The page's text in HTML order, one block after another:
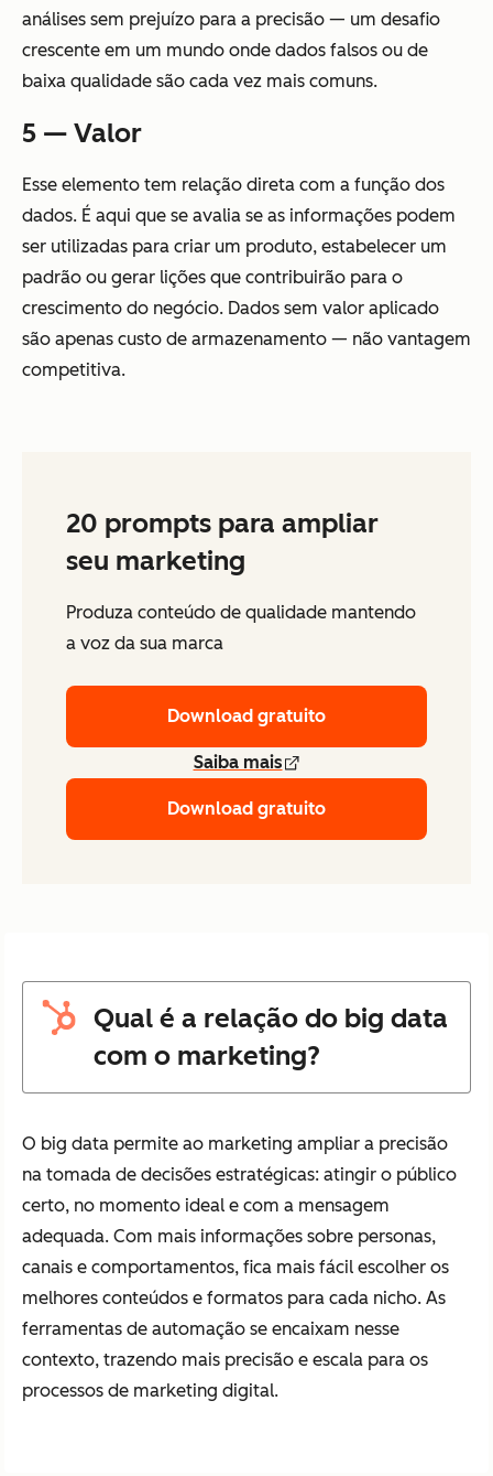
análises sem prejuízo para a precisão — um desafio
crescente em um mundo onde dados falsos ou de
baixa qualidade são cada vez mais comuns.
5 — Valor
Esse elemento tem relação direta com a função dos
dados. É aqui que se avalia se as informações podem
ser utilizadas para criar um produto, estabelecer um
padrão ou gerar lições que contribuirão para o
crescimento do negócio. Dados sem valor aplicado
são apenas custo de armazenamento — não vantagem
competitiva.
20 prompts para ampliar
seu marketing
Produza conteúdo de qualidade mantendo
a voz da sua marca
Download gratuito
Saiba mais
Download gratuito
Qual é a relação do big data
com o marketing?
O big data permite ao marketing ampliar a precisão
na tomada de decisões estratégicas: atingir o público
certo, no momento ideal e com a mensagem
adequada. Com mais informações sobre personas,
canais e comportamentos, fica mais fácil escolher os
melhores conteúdos e formatos para cada nicho. As
ferramentas de automação se encaixam nesse
contexto, trazendo mais precisão e escala para os
processos de marketing digital.